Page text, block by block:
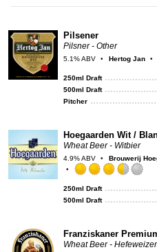
Pilsener
Pilsner - Other
5.1% ABV Hertog Jan
250ml Draft
500ml Draft
Pitcher
Hoegaarden Wit /
Wheat Beer - Witbier
4.9% ABV Brouwerij
250ml Draft
500ml Draft
Franziskaner
Wheat Beer -